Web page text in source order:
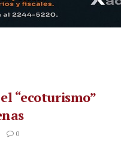
“ecoturismo”
0